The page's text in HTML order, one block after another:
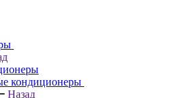
кондиционеры
Назад